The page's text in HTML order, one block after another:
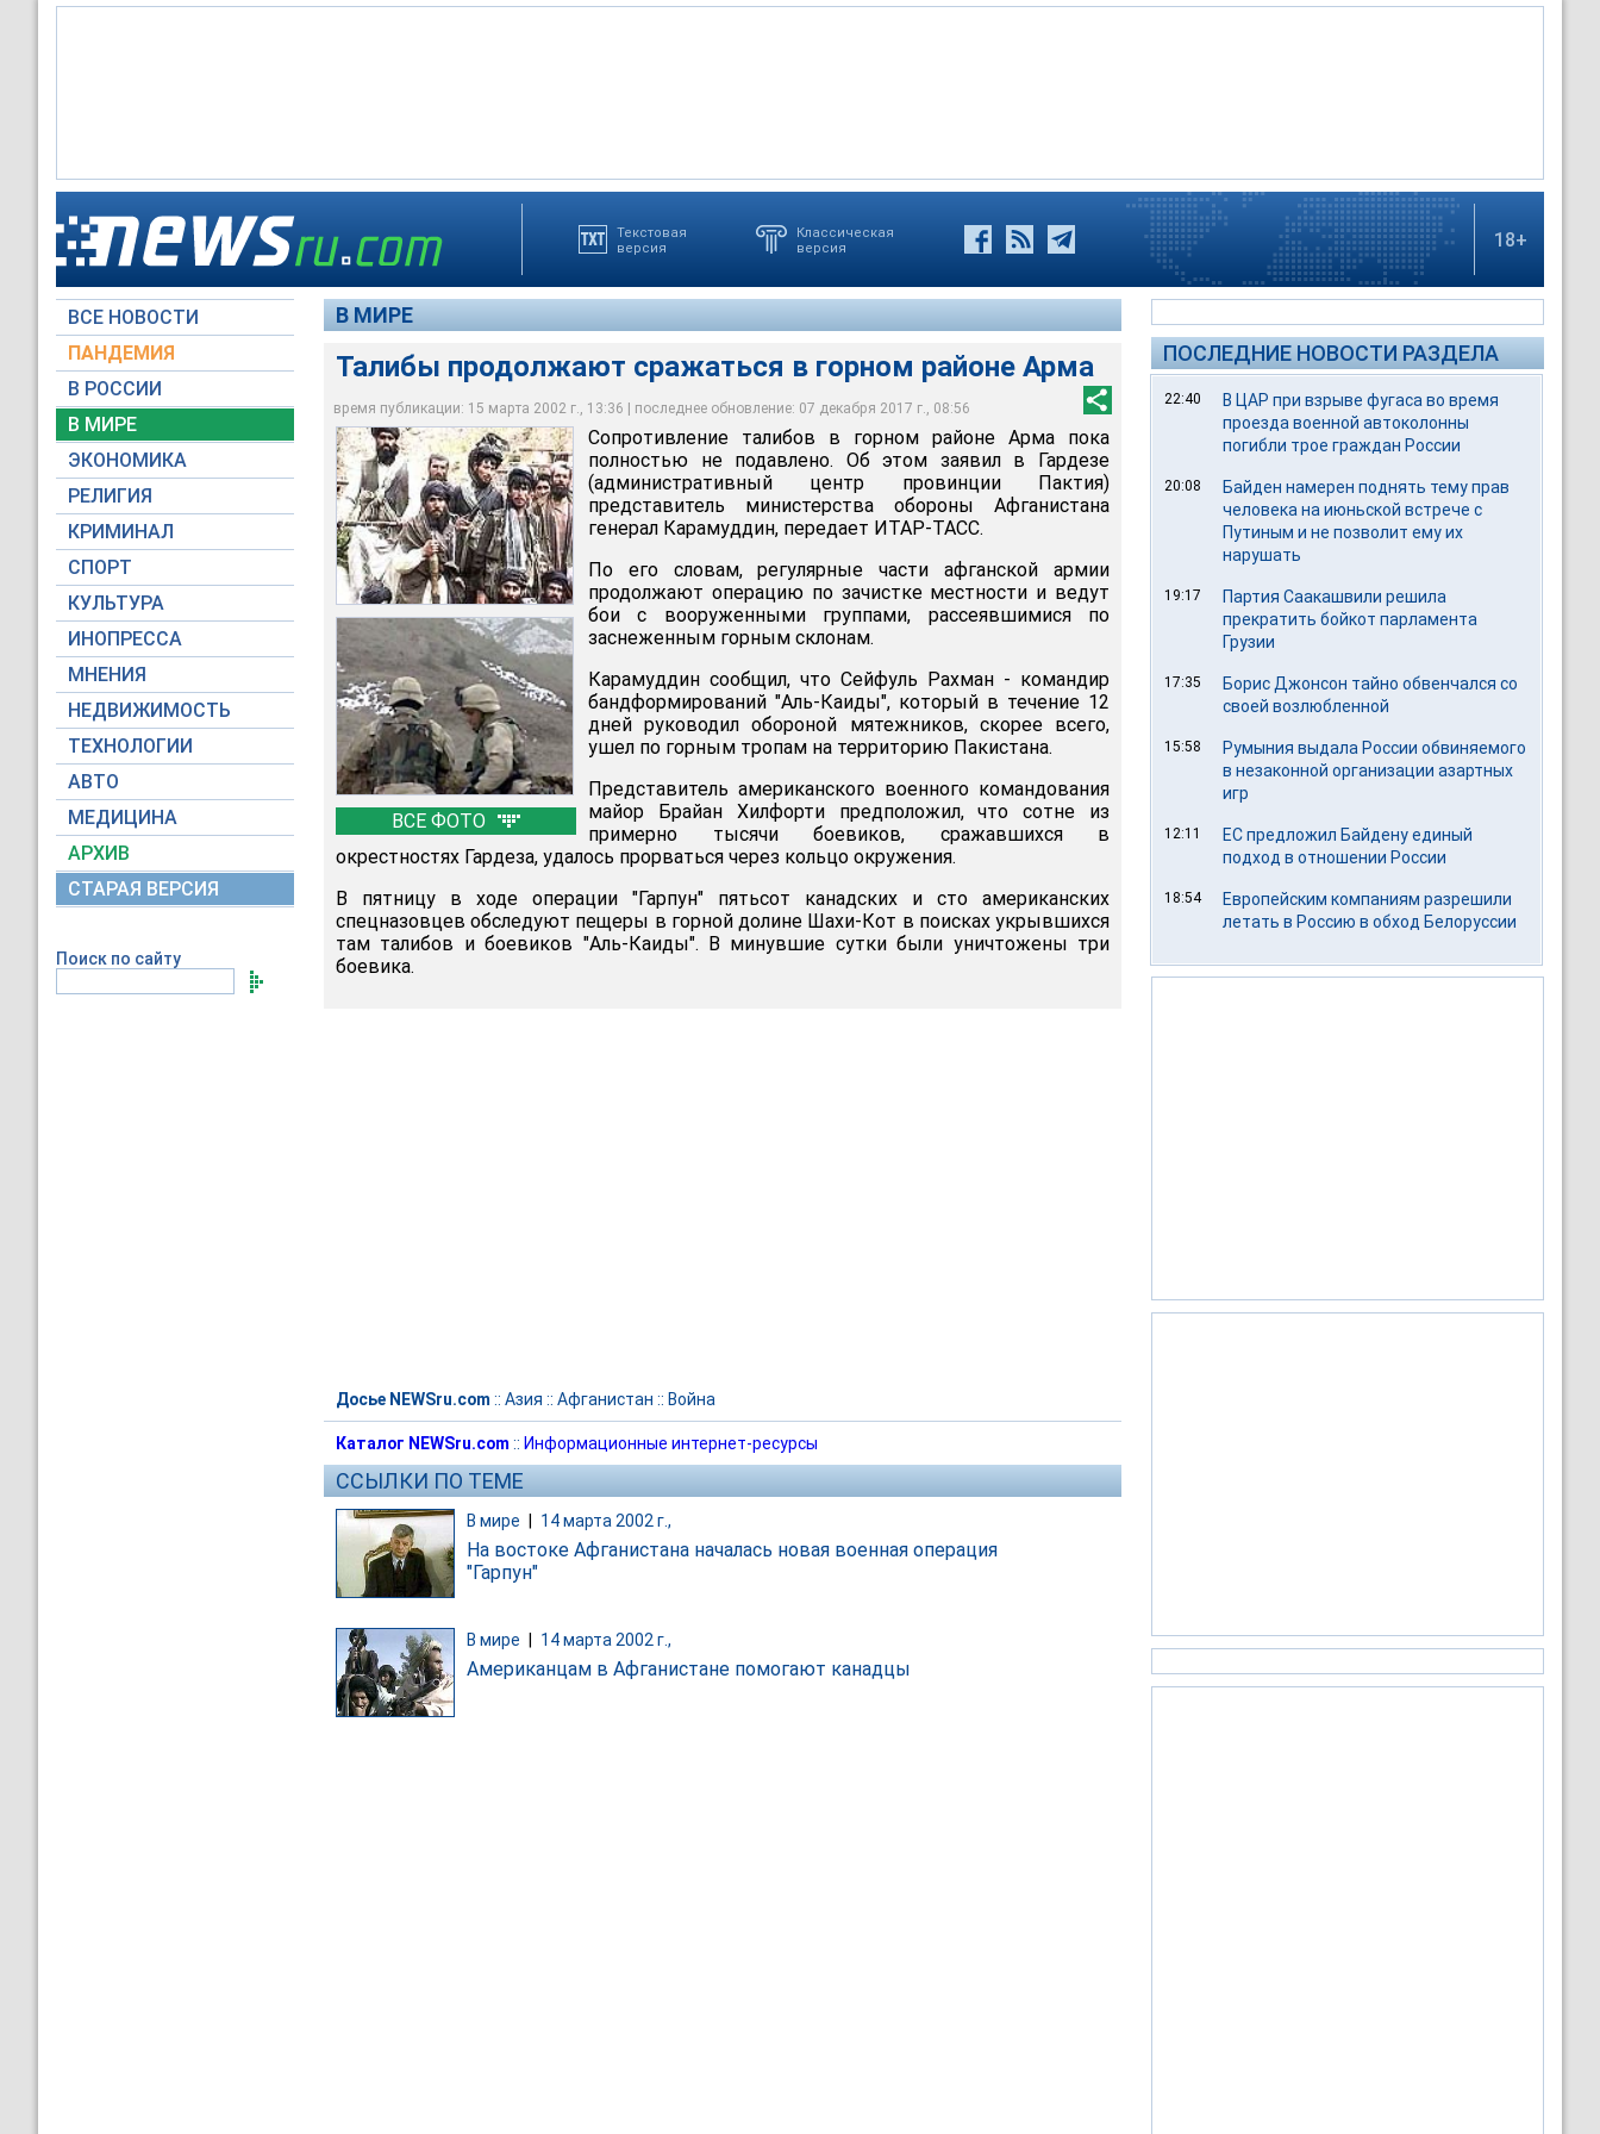
Текстовая
версия
Классическая
версия
18+
ВСЕ НОВОСТИ
ПАНДЕМИЯ
В РОССИИ
В МИРЕ
ЭКОНОМИКА
РЕЛИГИЯ
КРИМИНАЛ
СПОРТ
КУЛЬТУРА
ИНОПРЕССА
МНЕНИЯ
НЕДВИЖИМОСТЬ
ТЕХНОЛОГИИ
АВТО
МЕДИЦИНА
АРХИВ
СТАРАЯ ВЕРСИЯ
Поиск по сайту
В МИРЕ
Талибы продолжают сражаться в горном районе Арма
время публикации: 15 марта 2002 г., 13:36 | последнее обновление: 07 декабря 2017 г., 08:56
ВСЕ ФОТО
Сопротивление талибов в горном районе Арма пока полностью не подавлено
Архив NTVRU.com
Регулярные части афганской армии ведут бои с вооруженными группами,
рассеявшимися по заснеженным горным склонам
Архив NTVRU.com
Пятьсот канадских и сто американских спецназовцев обследуют пещеры в горной
долине Шах-и-Кот
Архив NTVRU.com
Сопротивление талибов в горном районе Арма пока
полностью не подавлено. Об этом заявил в Гардезе
(административный центр провинции Пактия)
представитель министерства обороны Афганистана
генерал Карамуддин, передает ИТАР-ТАСС.
По его словам, регулярные части афганской армии
продолжают операцию по зачистке местности и ведут
бои с вооруженными группами, рассеявшимися по
заснеженным горным склонам.
Карамуддин сообщил, что Сейфуль Рахман - командир
бандформирований "Аль-Каиды", который в течение 12
дней руководил обороной мятежников, скорее всего,
ушел по горным тропам на территорию Пакистана.
Представитель американского военного командования
майор Брайан Хилфорти предположил, что сотне из
примерно тысячи боевиков, сражавшихся в
окрестностях Гардеза, удалось прорваться через кольцо окружения.
В пятницу в ходе операции "Гарпун" пятьсот канадских и сто американских
спецназовцев обследуют пещеры в горной долине Шахи-Кот в поисках укрывшихся
там талибов и боевиков "Аль-Каиды". В минувшие сутки были уничтожены три
боевика.
Досье NEWSru.com :: Азия :: Афганистан :: Война
Каталог NEWSru.com :: Информационные интернет-ресурсы
ССЫЛКИ ПО ТЕМЕ
В мире 14 марта 2002 г.,
На востоке Афганистана началась новая военная операция
"Гарпун"
В мире 14 марта 2002 г.,
Американцам в Афганистане помогают канадцы
ПОСЛЕДНИЕ НОВОСТИ РАЗДЕЛА
22:40
В ЦАР при взрыве фугаса во время
проезда военной автоколонны
погибли трое граждан России
20:08
Байден намерен поднять тему прав
человека на июньской встрече с
Путиным и не позволит ему их
нарушать
19:17
Партия Саакашвили решила
прекратить бойкот парламента
Грузии
17:35
Борис Джонсон тайно обвенчался со
своей возлюбленной
15:58
Румыния выдала России обвиняемого
в незаконной организации азартных
игр
12:11
ЕС предложил Байдену единый
подход в отношении России
18:54
Европейским компаниям разрешили
летать в Россию в обход Белоруссии